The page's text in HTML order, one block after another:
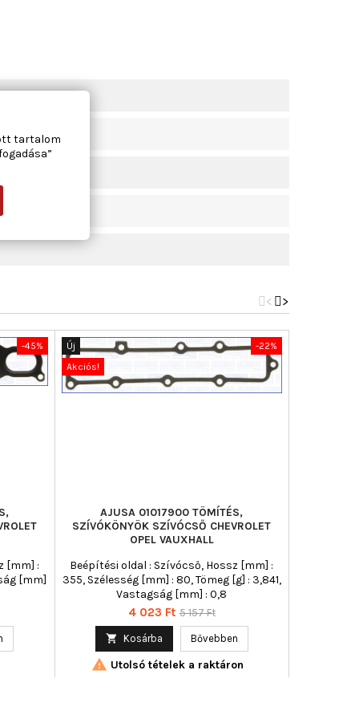
>
<
-45%
[mm] :
[mm]
-22%
Új
Akciós!
AJUSA 01017900 TÖMÍTÉS,
SZÍVÓKÖNYÖK SZÍVÓCSŐ CHEVROLET
OPEL VAUXHALL
Beépítési oldal : Szívócső, Hossz [mm] :
355, Szélesség [mm] : 80, Tömeg [g] : 3,841,
Vastagság [mm] : 0,8
Ár
4 023 Ft Normál
5 157 Ft
 Kosárba Bővebben
 Utolsó tételek a raktáron
tartalom